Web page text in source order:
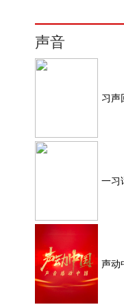
声音
习声
一习
声动